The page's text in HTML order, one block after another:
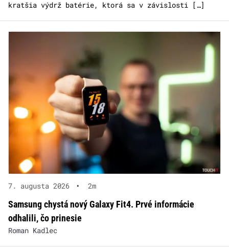
kratšia výdrž batérie, ktorá sa v závislosti […]
7. augusta 2026 • 2m
Samsung chystá nový Galaxy Fit4. Prvé informácie
odhalili, čo prinesie
Roman Kadlec